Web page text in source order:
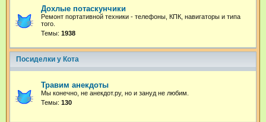
Дохлые потаскунчики
Ремонт портативной техники - телефоны, КПК, навигаторы и типа
того.
Темы: 1938
Посиделки у Кота
Травим анекдоты
Мы конечно, не анекдот.ру, но и зануд не любим.
Темы: 130